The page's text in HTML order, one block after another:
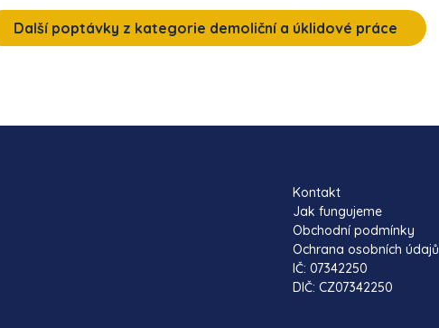
Další poptávky z kategorie demoliční a úklidové práce
Kontakt
Jak fungujeme
Obchodní podmínky
Ochrana osobních údajů
IČ: 07342250
DIČ: CZ07342250